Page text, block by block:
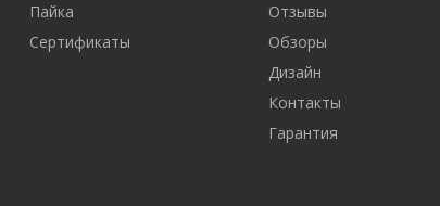
Пайка
Сертификаты
Отзывы
Обзоры
Дизайн
Контакты
Гарантия